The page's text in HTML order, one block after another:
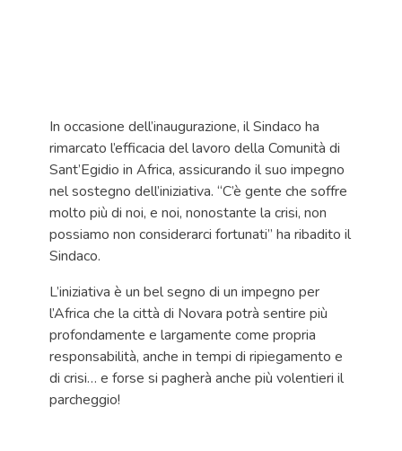
In occasione dell’inaugurazione, il Sindaco ha
rimarcato l’efficacia del lavoro della Comunità di
Sant’Egidio in Africa, assicurando il suo impegno
nel sostegno dell’iniziativa. “C’è gente che soffre
molto più di noi, e noi, nonostante la crisi, non
possiamo non considerarci fortunati” ha ribadito il
Sindaco.
L’iniziativa è un bel segno di un impegno per
l’Africa che la città di Novara potrà sentire più
profondamente e largamente come propria
responsabilità, anche in tempi di ripiegamento e
di crisi… e forse si pagherà anche più volentieri il
parcheggio!